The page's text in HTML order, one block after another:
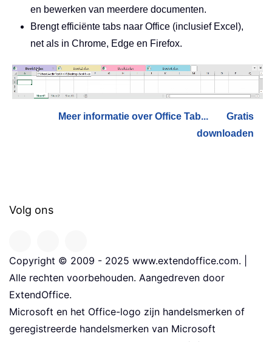
en bewerken van meerdere documenten.
Brengt efficiënte tabs naar Office (inclusief Excel),
net als in Chrome, Edge en Firefox.
Meer informatie over Office Tab...
Gratis
downloaden
Volg ons
Copyright © 2009 - 2025 www.extendoffice.com. |
Alle rechten voorbehouden. Aangedreven door
ExtendOffice.
Microsoft en het Office-logo zijn handelsmerken of
geregistreerde handelsmerken van Microsoft